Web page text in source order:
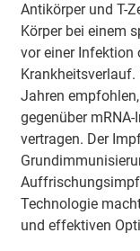
Antikörper und T-
Körper bei einem
vor einer Infektion
Jahren
gegenüber
vertragen. Der
Technologie
und effektiven